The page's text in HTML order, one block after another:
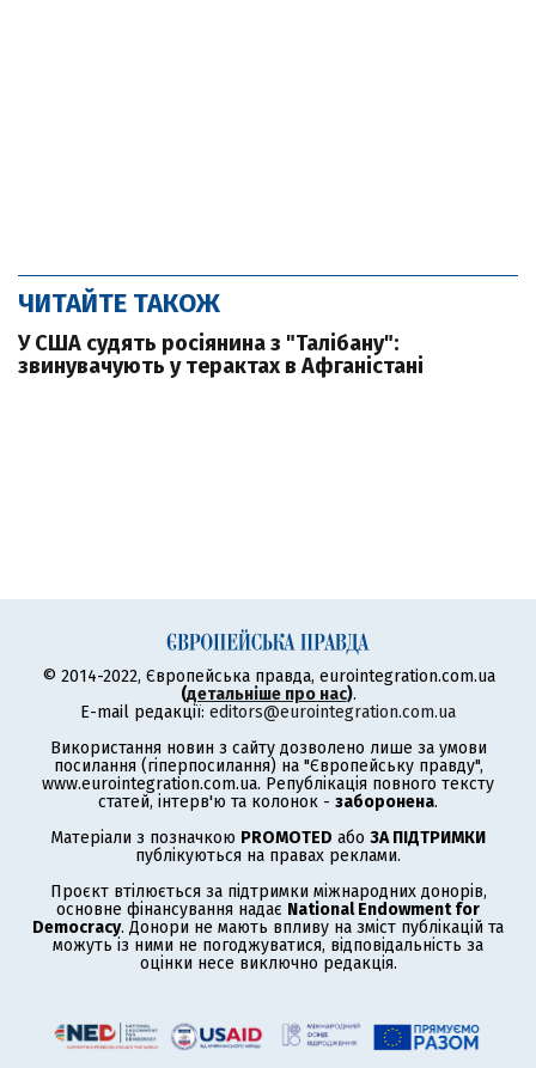
ЧИТАЙТЕ ТАКОЖ
У США судять росіянина з "Талібану":
звинувачують у терактах в Афганістані
© 2014-2022, Європейська правда, eurointegration.com.ua
(детальніше про нас).
E-mail редакції: editors@eurointegration.com.ua
Використання новин з сайту дозволено лише за умови
посилання (гіперпосилання) на "Європейську правду",
www.eurointegration.com.ua. Републікація повного тексту
статей, інтерв'ю та колонок - заборонена.
Матеріали з позначкою PROMOTED або ЗА ПІДТРИМКИ
публікуються на правах реклами.
Проєкт втілюється за підтримки міжнародних донорів,
основне фінансування надає National Endowment for
Democracy. Донори не мають впливу на зміст публікацій та
можуть із ними не погоджуватися, відповідальність за
оцінки несе виключно редакція.